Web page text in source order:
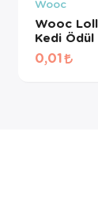
Wooc
Wooc
Kedi Ödül
Gr
0,01